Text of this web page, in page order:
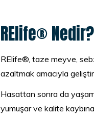
RElife® Nedir?
RElife®, taze meyve,
azaltmak amacıyla
Hasattan sonra da
yumuşar ve kalite